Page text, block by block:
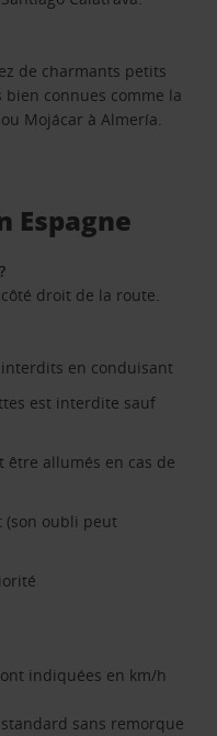
de charmants petits
connues comme la
Mojácar à Almería.
Espagne
droit de la route.
en conduisant
est interdite sauf
être allumés en cas de
(son oubli peut
indiquées en km/h
sans remorque